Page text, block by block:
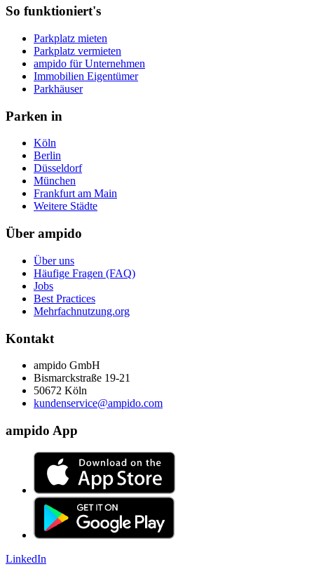
So funktioniert's
Parkplatz mieten
Parkplatz vermieten
ampido für Unternehmen
Immobilien Eigentümer
Parkhäuser
Parken in
Köln
Berlin
Düsseldorf
München
Frankfurt am Main
Weitere Städte
Über ampido
Über uns
Häufige Fragen (FAQ)
Jobs
Best Practices
Mehrfachnutzung.org
Kontakt
ampido GmbH
Bismarckstraße 19-21
50672 Köln
kundenservice@ampido.com
ampido App
LinkedIn